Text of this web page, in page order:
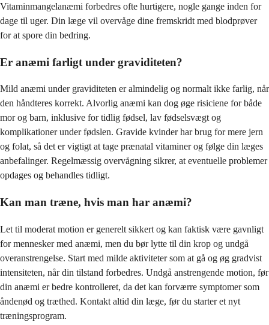
Vitaminmangelanæmi forbedres ofte hurtigere, nogle gange inden for
dage til uger. Din læge vil overvåge dine fremskridt med blodprøver
for at spore din bedring.
Er anæmi farligt under graviditeten?
Mild anæmi under graviditeten er almindelig og normalt ikke farlig, når
den håndteres korrekt. Alvorlig anæmi kan dog øge risiciene for både
mor og barn, inklusive for tidlig fødsel, lav fødselsvægt og
komplikationer under fødslen. Gravide kvinder har brug for mere jern
og folat, så det er vigtigt at tage prænatal vitaminer og følge din læges
anbefalinger. Regelmæssig overvågning sikrer, at eventuelle problemer
opdages og behandles tidligt.
Kan man træne, hvis man har anæmi?
Let til moderat motion er generelt sikkert og kan faktisk være gavnligt
for mennesker med anæmi, men du bør lytte til din krop og undgå
overanstrengelse. Start med milde aktiviteter som at gå og øg gradvist
intensiteten, når din tilstand forbedres. Undgå anstrengende motion, før
din anæmi er bedre kontrolleret, da det kan forværre symptomer som
åndenød og træthed. Kontakt altid din læge, før du starter et nyt
træningsprogram.